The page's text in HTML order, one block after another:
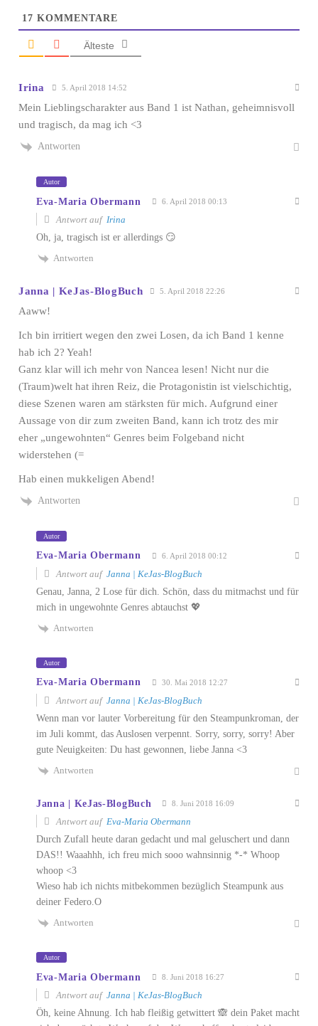
17 KOMMENTARE
Älteste
Irina 5. April 2018 14:52
Mein Lieblingscharakter aus Band 1 ist Nathan, geheimnisvoll
und tragisch, da mag ich <3
Antworten
Autor
Eva-Maria Obermann 6. April 2018 00:13
Antwort auf Irina
Oh, ja, tragisch ist er allerdings 😏
Antworten
Janna | KeJas-BlogBuch 5. April 2018 22:26
Aaww!
Ich bin irritiert wegen den zwei Losen, da ich Band 1 kenne
hab ich 2? Yeah!
Ganz klar will ich mehr von Nancea lesen! Nicht nur die
(Traum)welt hat ihren Reiz, die Protagonistin ist vielschichtig,
diese Szenen waren am stärksten für mich. Aufgrund einer
Aussage von dir zum zweiten Band, kann ich trotz des mir
eher „ungewohnten“ Genres beim Folgeband nicht
widerstehen (=
Hab einen mukkeligen Abend!
Antworten
Autor
Eva-Maria Obermann 6. April 2018 00:12
Antwort auf Janna | KeJas-BlogBuch
Genau, Janna, 2 Lose für dich. Schön, dass du mitmachst und für
mich in ungewohnte Genres abtauchst 💖
Antworten
Autor
Eva-Maria Obermann 30. Mai 2018 12:27
Antwort auf Janna | KeJas-BlogBuch
Wenn man vor lauter Vorbereitung für den Steampunkroman, der
im Juli kommt, das Auslosen verpennt. Sorry, sorry, sorry! Aber
gute Neuigkeiten: Du hast gewonnen, liebe Janna <3
Antworten
Janna | KeJas-BlogBuch 8. Juni 2018 16:09
Antwort auf Eva-Maria Obermann
Durch Zufall heute daran gedacht und mal geluschert und dann
DAS!! Waaahhh, ich freu mich sooo wahnsinnig *-* Whoop
whoop <3
Wieso hab ich nichts mitbekommen bezüglich Steampunk aus
deiner Federo.O
Antworten
Autor
Eva-Maria Obermann 8. Juni 2018 16:27
Antwort auf Janna | KeJas-BlogBuch
Öh, keine Ahnung. Ich hab fleißig getwittert 🙈 dein Paket macht